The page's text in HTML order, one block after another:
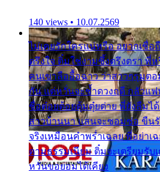
140 views • 10.07.2569
ไม่เคยรักใครแน่หรือ อยากเชื่
ตรึงใจ ติ๋มใช่งามซึ้งตรึงตรา พี่
คนเขาลืออื้อฉาว ว่าสาวๆรุมต
กัน แต่หวั่นจะช้ำดวงฤดี กลัวแ
ชื่อต๋อยต้อยตุ้มตุ๋ยต่าย พี่ยังลืมได้
สาวบ้านนา แสนจะซอมซ่อ ขืน
จริงเหมือนคำพร่ำเฉลย พี่อย่า
ตามธรรมเนียม ติ๋มจะเตรียมรับ
หวั่นขอยอมได้เคียง